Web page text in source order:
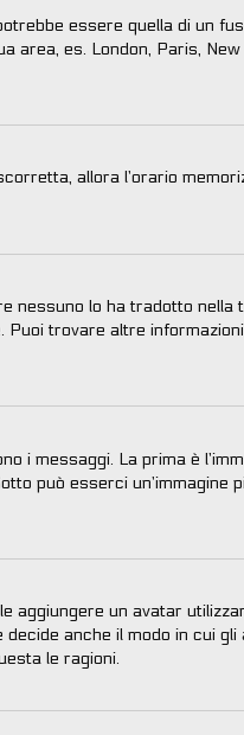
essere quella di un
es. London, Paris,
allora l’orario
nessuno lo ha tradotto
trovare altre
i messaggi. La prima è
può esserci
aggiungere un avatar
anche il modo in cui
le ragioni.